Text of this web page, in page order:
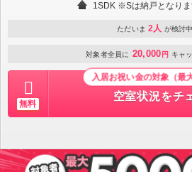
1SDK ※Sは納戸となりま
ただいま 2人 が検討
対象者全員に 20,000 円 キャ
無料
入居お祝い金の対象（最
空室状況をチ